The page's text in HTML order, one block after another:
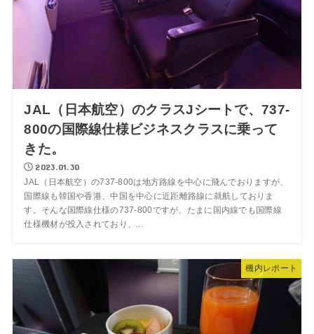
JAL（日本航空）のクラスJシートで、737-
800の国際線仕様ビジネスクラスに乗って
きた。
2023.01.30
JAL（日本航空）の737-800は地方路線を中心に飛んでおりますが、
国際線も韓国や香港、中国を中心に近距離路線に就航しておりま
す。そんな国際線仕様の737-800ですが、たまに国内線でも国際線
仕様機材が投入されており、...
機内レポート